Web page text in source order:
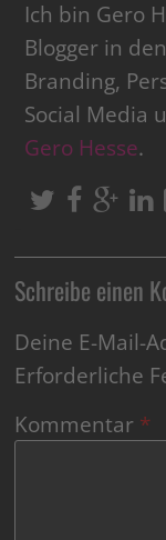
Ich bin Gero
Blogger in
Branding,
Social Media
Gero Hesse.
Schreibe einen
Deine E-Mail-
Erforderliche
Kommentar *